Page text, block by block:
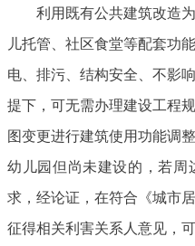
利用既有公共建筑改造
儿托管、社区食堂等配套功
电、排污、结构安全、不影
提下，可无需办理建设工程
图变更进行建筑使用功能调
幼儿园但尚未建设的，若
求，经论证，在符合《城市
征得相关利害关系人意见，